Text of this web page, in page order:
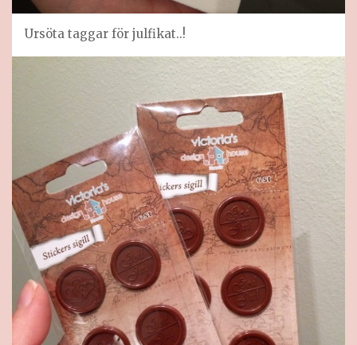
Ursöta taggar för julfikat..!